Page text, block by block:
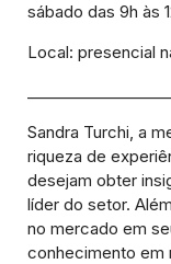
sábado das 9h às
Local: presencial
Sandra Turchi, a
riqueza de
desejam obter
líder do setor.
no mercado em
conhecimento em